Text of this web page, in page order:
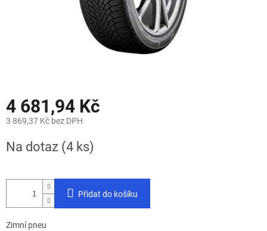
4 681,94 Kč
3 869,37 Kč bez DPH
cena:
Na dotaz (4 ks)
Přidat do košíku
Zimní pneu